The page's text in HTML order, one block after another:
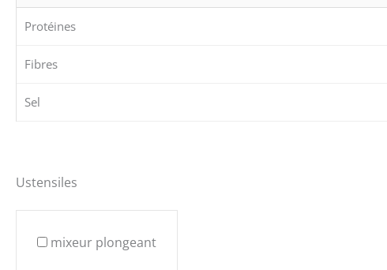
Protéines
Fibres
Sel
Ustensiles
mixeur plongeant